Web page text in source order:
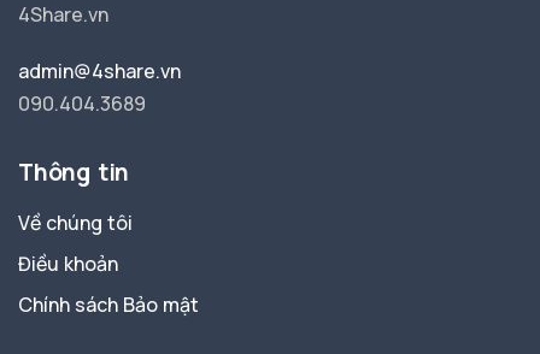
4Share.vn
admin@4share.vn
090.404.3689
Thông tin
Về chúng tôi
Điều khoản
Chính sách Bảo mật